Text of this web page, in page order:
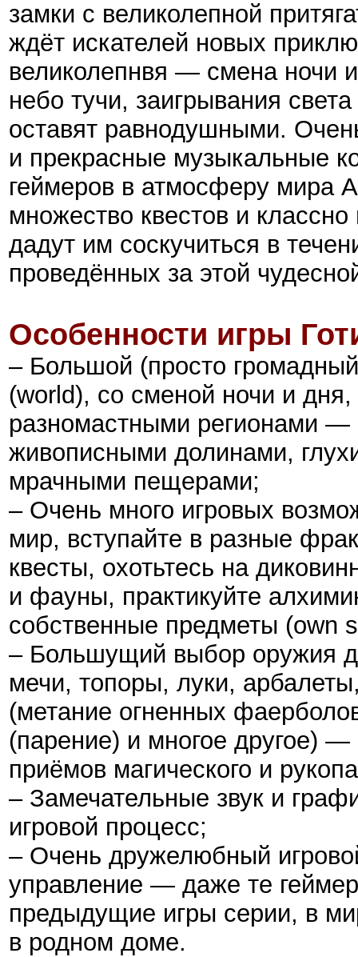
замки с великолепной
ждёт искателей новых
великолепнвя — смена ночи
небо тучи, заигрывания
оставят равнодушными.
и прекрасные музыкальные
геймеров в атмосферу мира
множество квестов и
дадут им соскучиться в
проведённых за этой
Особенности игры
– Большой (просто
(world), со сменой ночи и
разномастными регионами —
живописными долинами,
мрачными пещерами;
– Очень много игровых
мир, вступайте в разные
квесты, охотьтесь на
и фауны, практикуйте
собственные предметы (own
– Большущий выбор оружия
мечи, топоры, луки,
(метание огненных
(парение) и многое другое)
приёмов магического и
– Замечательные звук и
игровой процесс;
– Очень дружелюбный
управление — даже те
предыдущие игры серии, в
в родном доме.